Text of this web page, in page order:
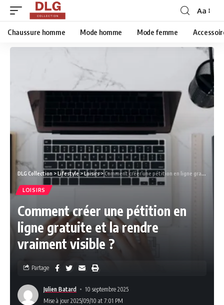
Aa
Chaussure homme Mode homme Mode femme
DLG Collection >Lifestyle >Loisirs>Comment créer une pétition en ligne gratuite et la rendre vraiment visible ?
LOISIRS
Comment créer une pétition en
ligne gratuite et la rendre
vraiment visible ?
Julien Batard
10 septembre 2025
Mise à jour 2025/09/10 at 7:01 PM
Partage